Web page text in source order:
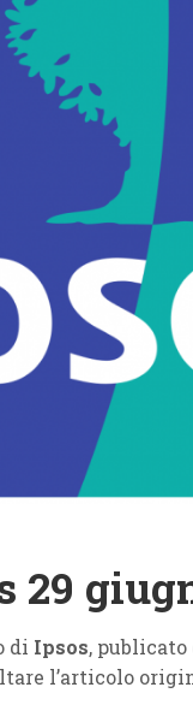
29
di Ipsos, publicato
l’articolo